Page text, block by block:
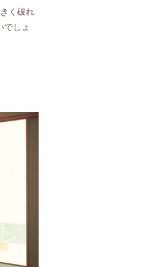
く破れ
でしょ